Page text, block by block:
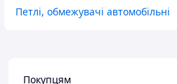
Петлі, обмежувачі автомобільні
Покупцям